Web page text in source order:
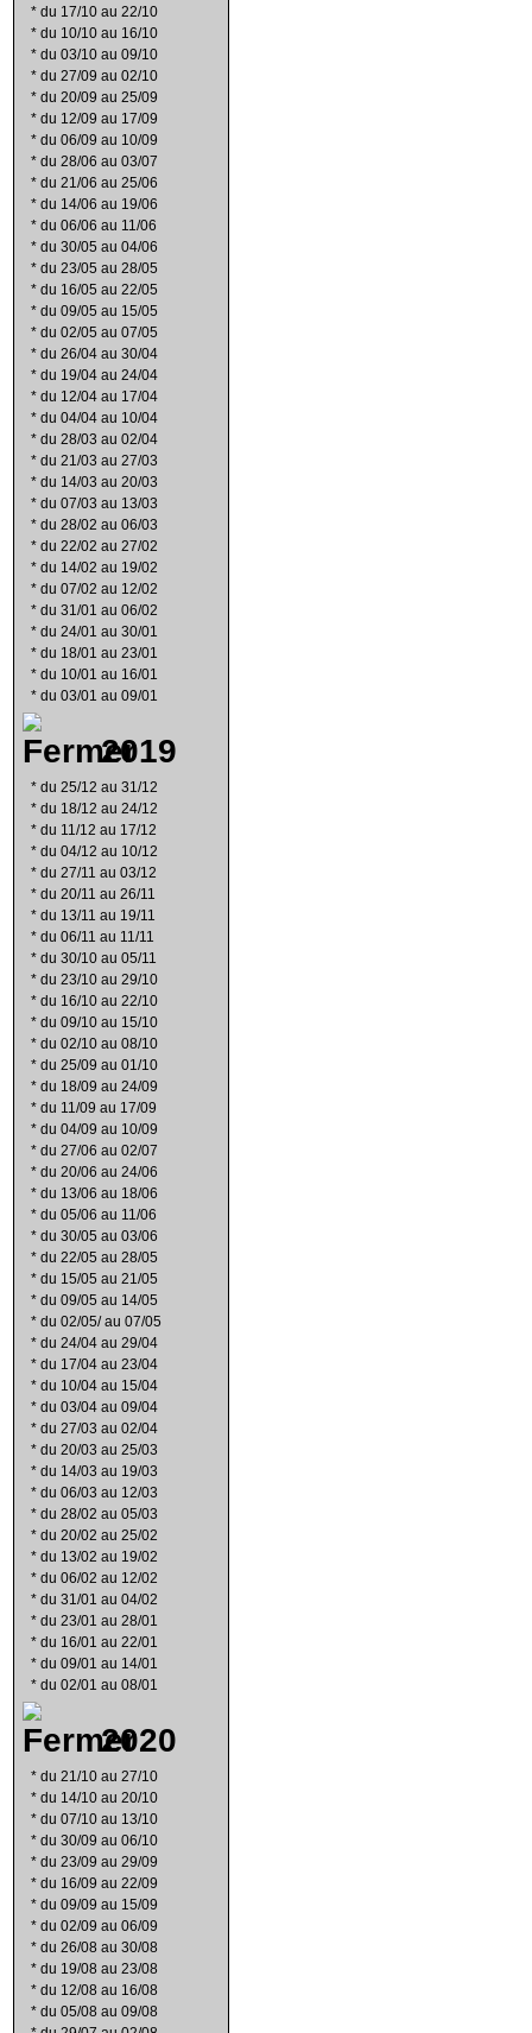
* du 17/10 au 22/10
* du 10/10 au 16/10
* du 03/10 au 09/10
* du 27/09 au 02/10
* du 20/09 au 25/09
* du 12/09 au 17/09
* du 06/09 au 10/09
* du 28/06 au 03/07
* du 21/06 au 25/06
* du 14/06 au 19/06
* du 06/06 au 11/06
* du 30/05 au 04/06
* du 23/05 au 28/05
* du 16/05 au 22/05
* du 09/05 au 15/05
* du 02/05 au 07/05
* du 26/04 au 30/04
* du 19/04 au 24/04
* du 12/04 au 17/04
* du 04/04 au 10/04
* du 28/03 au 02/04
* du 21/03 au 27/03
* du 14/03 au 20/03
* du 07/03 au 13/03
* du 28/02 au 06/03
* du 22/02 au 27/02
* du 14/02 au 19/02
* du 07/02 au 12/02
* du 31/01 au 06/02
* du 24/01 au 30/01
* du 18/01 au 23/01
* du 10/01 au 16/01
* du 03/01 au 09/01
2019
* du 25/12 au 31/12
* du 18/12 au 24/12
* du 11/12 au 17/12
* du 04/12 au 10/12
* du 27/11 au 03/12
* du 20/11 au 26/11
* du 13/11 au 19/11
* du 06/11 au 11/11
* du 30/10 au 05/11
* du 23/10 au 29/10
* du 16/10 au 22/10
* du 09/10 au 15/10
* du 02/10 au 08/10
* du 25/09 au 01/10
* du 18/09 au 24/09
* du 11/09 au 17/09
* du 04/09 au 10/09
* du 27/06 au 02/07
* du 20/06 au 24/06
* du 13/06 au 18/06
* du 05/06 au 11/06
* du 30/05 au 03/06
* du 22/05 au 28/05
* du 15/05 au 21/05
* du 09/05 au 14/05
* du 02/05/ au 07/05
* du 24/04 au 29/04
* du 17/04 au 23/04
* du 10/04 au 15/04
* du 03/04 au 09/04
* du 27/03 au 02/04
* du 20/03 au 25/03
* du 14/03 au 19/03
* du 06/03 au 12/03
* du 28/02 au 05/03
* du 20/02 au 25/02
* du 13/02 au 19/02
* du 06/02 au 12/02
* du 31/01 au 04/02
* du 23/01 au 28/01
* du 16/01 au 22/01
* du 09/01 au 14/01
* du 02/01 au 08/01
2020
* du 21/10 au 27/10
* du 14/10 au 20/10
* du 07/10 au 13/10
* du 30/09 au 06/10
* du 23/09 au 29/09
* du 16/09 au 22/09
* du 09/09 au 15/09
* du 02/09 au 06/09
* du 26/08 au 30/08
* du 19/08 au 23/08
* du 12/08 au 16/08
* du 05/08 au 09/08